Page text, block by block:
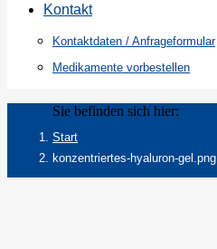
Kontakt
Kontaktdaten / Anfrageformular
Medikamente vorbestellen
Sie befinden sich hier:
Start
konzentriertes-hyaluron-gel.png